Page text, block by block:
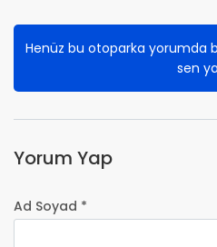
Henüz bu otoparka yorumda
sen
Yorum Yap
Ad Soyad *